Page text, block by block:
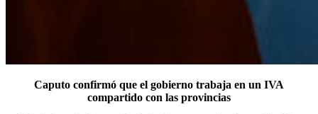
Caputo confirmó que el gobierno trabaja en un IVA
compartido con las provincias